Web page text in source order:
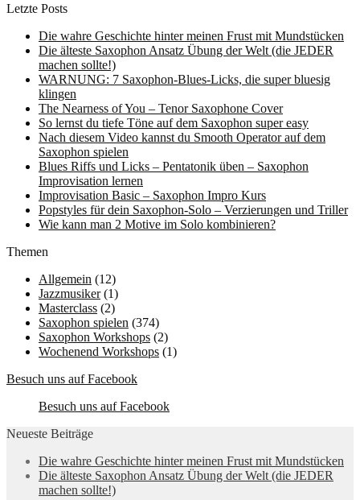
Letzte Posts
Die wahre Geschichte hinter meinen Frust mit Mundstücken
Die älteste Saxophon Ansatz Übung der Welt (die JEDER
machen sollte!)
WARNUNG: 7 Saxophon-Blues-Licks, die super bluesig
klingen
The Nearness of You – Tenor Saxophone Cover
So lernst du tiefe Töne auf dem Saxophon super easy
Nach diesem Video kannst du Smooth Operator auf dem
Saxophon spielen
Blues Riffs und Licks – Pentatonik üben – Saxophon
Improvisation lernen
Improvisation Basic – Saxophon Impro Kurs
Popstyles für dein Saxophon-Solo – Verzierungen und Triller
Wie kann man 2 Motive im Solo kombinieren?
Themen
Allgemein (12)
Jazzmusiker(1)
Masterclass (2)
Saxophon spielen (374)
Saxophon Workshops (2)
Wochenend Workshops (1)
Besuch uns auf Facebook
Besuch uns auf Facebook
Neueste Beiträge
Die wahre Geschichte hinter meinen Frust mit Mundstücken
Die älteste Saxophon Ansatz Übung der Welt (die JEDER
machen sollte!)